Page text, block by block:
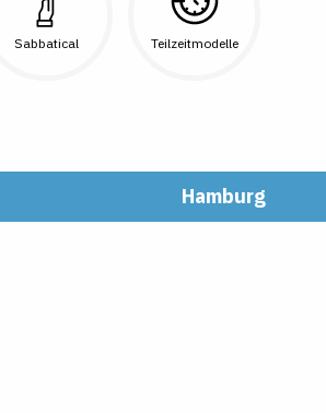
Sabbatical Teilzeitmodelle
Hamburg